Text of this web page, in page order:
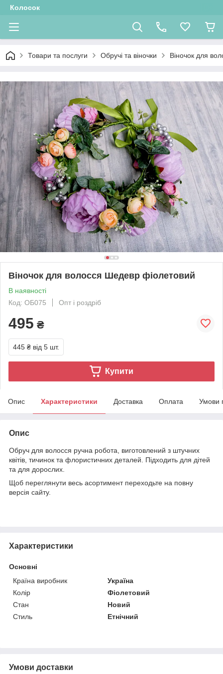
Колосок
Товари та послуги Обручі та віночки Віночок для
Віночок для волосся Шедевр фіолетовий
В наявності
Код: ОБ075
Опт і роздріб
495 ₴
445 ₴ від 5 шт.
Купити
Опис Характеристики Доставка Оплата Умови
Опис
Обруч для волосся ручна робота, виготовлений з штучних
квітів, тичинок та флористичних деталей. Підходить для дітей
та для дорослих.
Щоб переглянути весь асортимент переходьте на повну
версія сайту.
Характеристики
Основні
Країна виробник
Україна
Колір
Фіолетовий
Стан
Новий
Стиль
Етнічний
Умови доставки